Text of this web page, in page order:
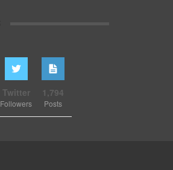
Twitter
Followers
1,794
Posts